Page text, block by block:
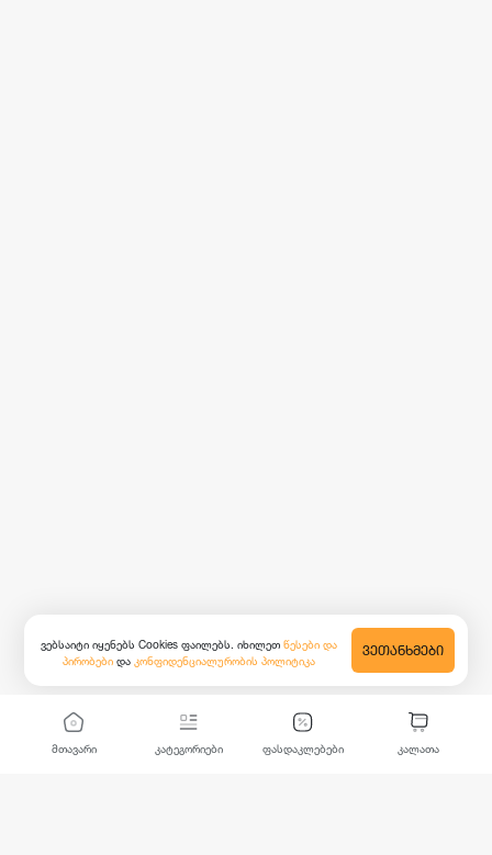
მთავარი კატეგორიები ფასდაკლებები კალათა
ვებსაიტი იყენებს Cookies ფაილებს. იხილეთ წესები და
პირობები და კონფიდენციალურობის პოლიტიკა
ᲕᲔᲗᲐᲜᲮᲛᲔᲑᲘ